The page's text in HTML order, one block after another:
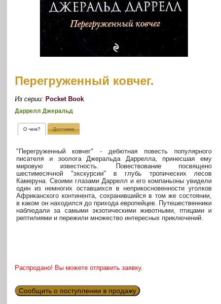
Перегруженный ковчег.
Из серии:Pocket Book
Даррелл Джеральд
О чем? Доставка
"Перегруженный ковчег" - дебютная повесть популярного
писателя и зоолога Джеральда Даррелла, принесшая ему
мировую известность. Повествование посвящено
шестимесячной "экскурсии" в глубь тропических лесов
Камеруна. Своими глазами Даррелл и его компаньоны увидели
один из немногих оставшихся в неприкосновенности уголков
Африканского континента, сохранившийся в том же состоянии,
в каком он находился до прихода европейцев. Путешественники
наблюдали за самыми экзотическими животными, птицами и
рептилиями и пережили множество интересных приключений.
Распродано! Вы можете отправить заявку.
Сообщить о поступлении в продажу